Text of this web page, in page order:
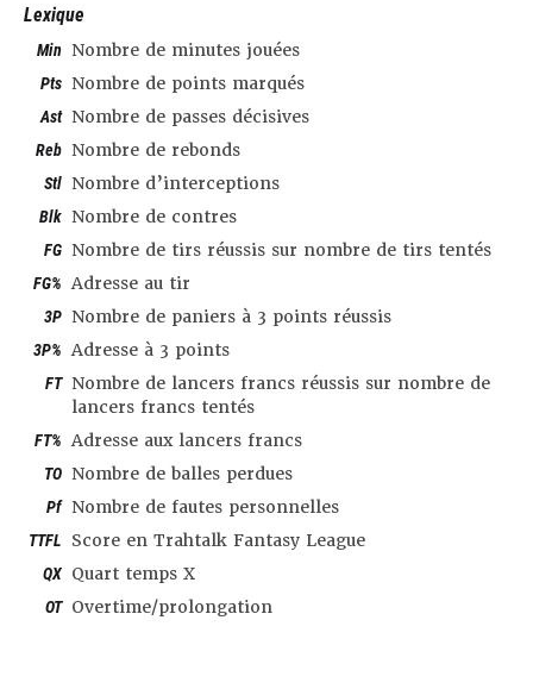
Lexique
Min Nombre de minutes jouées
Pts Nombre de points marqués
Ast Nombre de passes décisives
Reb Nombre de rebonds
Stl Nombre d’interceptions
Blk Nombre de contres
FG Nombre de tirs réussis sur nombre de tirs tentés
FG% Adresse au tir
3P Nombre de paniers à 3 points réussis
3P% Adresse à 3 points
FT Nombre de lancers francs réussis sur nombre de
lancers francs tentés
FT% Adresse aux lancers francs
TO Nombre de balles perdues
Pf Nombre de fautes personnelles
TTFL Score en Trahtalk Fantasy League
QX Quart temps X
OT Overtime/prolongation